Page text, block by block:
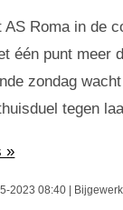
AS Roma in de
één punt meer
zondag
tegen
»
2023 08:40 |